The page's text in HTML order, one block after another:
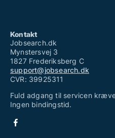
Kontakt
Jobsearch.dk
Mynstersvej 3
1827 Frederiksberg C
support@jobsearch.dk
CVR: 39925311
Fuld adgang til servicen
Ingen bindingstid.